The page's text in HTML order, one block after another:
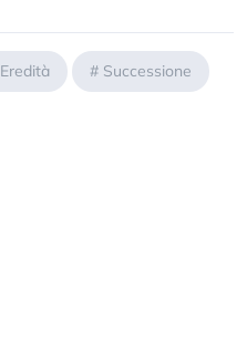
Eredità # Successione